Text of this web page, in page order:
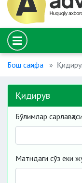
Бош саҳифа
Қидирув
Бўлимлар
Матндаги сўз ёки